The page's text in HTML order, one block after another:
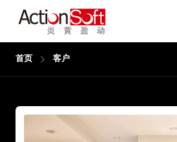
首页 客户